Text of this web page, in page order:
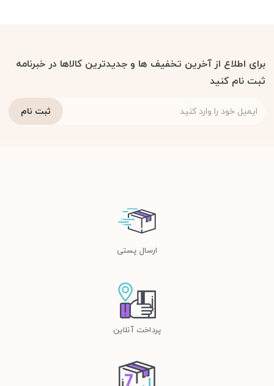
برای اطلاع از آخرین تخفیف ها و جدیدترین کالاها در خبرنامه
ثبت نام کنید
ارسال پستی
پرداخت آنلاین